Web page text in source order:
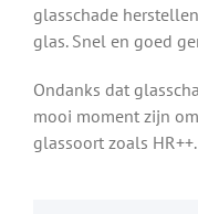
glasschade
glas. Snel en goed
Ondanks dat
mooi moment zijn
glassoort zoals